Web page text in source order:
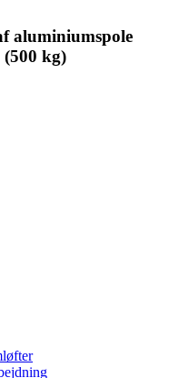
aluminiumspole
(500 kg)